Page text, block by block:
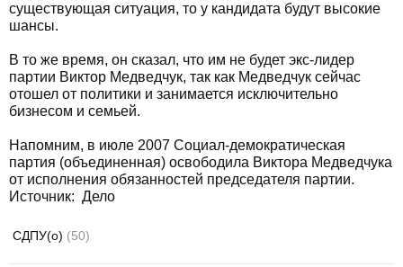
существующая ситуация, то у кандидата будут высокие
шансы.
В то же время, он сказал, что им не будет экс-лидер
партии Виктор Медведчук, так как Медведчук сейчас
отошел от политики и занимается исключительно
бизнесом и семьей.
Напомним, в июле 2007 Социал-демократическая
партия (объединенная) освободила Виктора Медведчука
от исполнения обязанностей председателя партии.
Источник: Дело
СДПУ(о) (50)